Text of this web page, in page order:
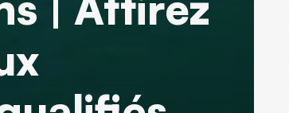
la publicité en ligne Découvrez notre agence